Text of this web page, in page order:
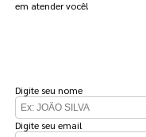
em atender você!
Digite seu nome
Digite seu email